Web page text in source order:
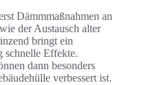
Dämmmaßnahmen an
der Austausch alter
bringt ein
schnelle Effekte.
dann besonders
verbessert ist.